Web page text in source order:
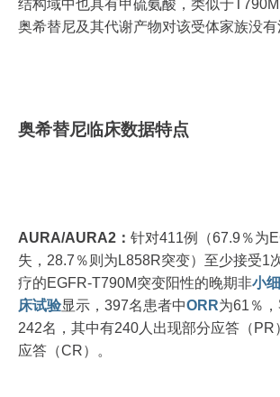
结构域中也具有甲硫氨酸，类似于
奥希替尼及其代谢产物对该受体家族没有
奥希替尼临床数据特点
AURA/AURA2： 针对411例（67.9％为
失，28.7％则为L858R突变）至少接受1
疗的EGFR-T790M突变阳性的晚期非小
床试验显示，397名患者中ORR为61％
242名，其中有240人出现部分应答（PR
应答（CR）。